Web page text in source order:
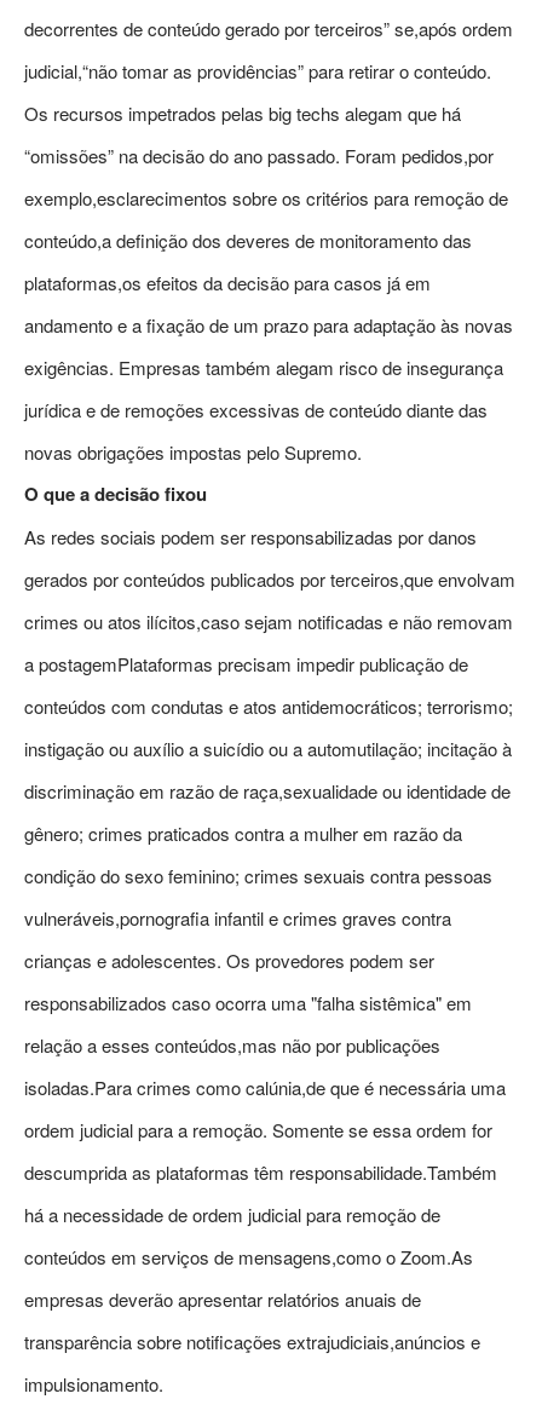
decorrentes de conteúdo gerado por terceiros” se,após ordem
judicial,“não tomar as providências” para retirar o conteúdo.
Os recursos impetrados pelas big techs alegam que há
“omissões” na decisão do ano passado. Foram pedidos,por
exemplo,esclarecimentos sobre os critérios para remoção de
conteúdo,a definição dos deveres de monitoramento das
plataformas,os efeitos da decisão para casos já em
andamento e a fixação de um prazo para adaptação às novas
exigências. Empresas também alegam risco de insegurança
jurídica e de remoções excessivas de conteúdo diante das
novas obrigações impostas pelo Supremo.
O que a decisão fixou
As redes sociais podem ser responsabilizadas por danos
gerados por conteúdos publicados por terceiros,que envolvam
crimes ou atos ilícitos,caso sejam notificadas e não removam
a postagemPlataformas precisam impedir publicação de
conteúdos com condutas e atos antidemocráticos; terrorismo;
instigação ou auxílio a suicídio ou a automutilação; incitação à
discriminação em razão de raça,sexualidade ou identidade de
gênero; crimes praticados contra a mulher em razão da
condição do sexo feminino; crimes sexuais contra pessoas
vulneráveis,pornografia infantil e crimes graves contra
crianças e adolescentes. Os provedores podem ser
responsabilizados caso ocorra uma "falha sistêmica" em
relação a esses conteúdos,mas não por publicações
isoladas.Para crimes como calúnia,de que é necessária uma
ordem judicial para a remoção. Somente se essa ordem for
descumprida as plataformas têm responsabilidade.Também
há a necessidade de ordem judicial para remoção de
conteúdos em serviços de mensagens,como o Zoom.As
empresas deverão apresentar relatórios anuais de
transparência sobre notificações extrajudiciais,anúncios e
impulsionamento.